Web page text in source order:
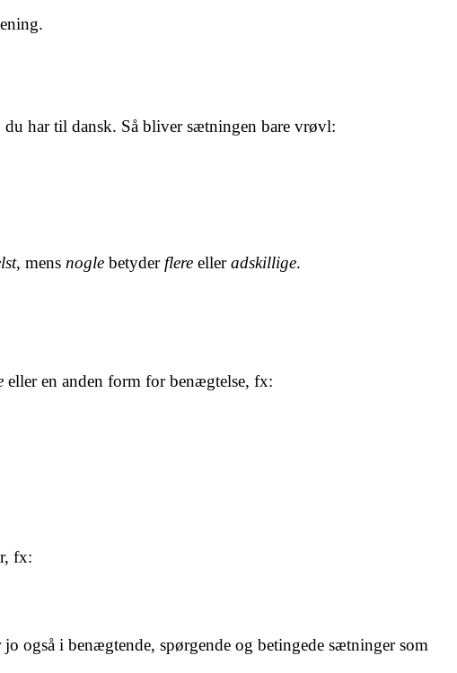
har til dansk. Så bliver sætningen bare vrøvl:
, mens nogle betyder flere elleradskillige.
eller en anden form for benægtelse, fx:
fx:
også i benægtende, spørgende og betingede sætninger som